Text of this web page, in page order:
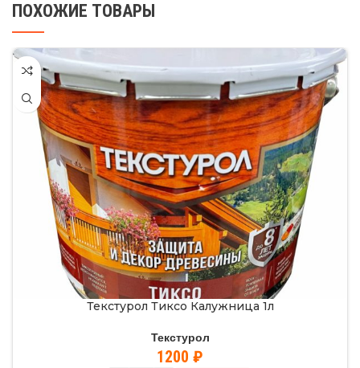
ПОХОЖИЕ ТОВАРЫ
Текстурол Тиксо Калужница 1л
Текстурол
1200 ₽